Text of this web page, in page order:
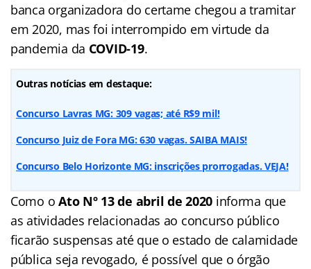
banca organizadora do certame chegou a tramitar
em 2020, mas foi interrompido em virtude da
pandemia da COVID-19.
Outras notícias em destaque:
Concurso Lavras MG: 309 vagas; até R$9 mil!
Concurso Juiz de Fora MG: 630 vagas. SAIBA MAIS!
Concurso Belo Horizonte MG: inscrições prorrogadas. VEJA!
Como oAto Nº 13 de abril de 2020 informa que
as atividades relacionadas ao concurso público
ficarão suspensas até que o estado de calamidade
pública seja revogado, é possível que o órgão